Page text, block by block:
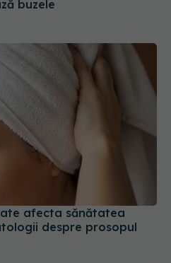
buzele
afecta sănătatea
despre prosopul